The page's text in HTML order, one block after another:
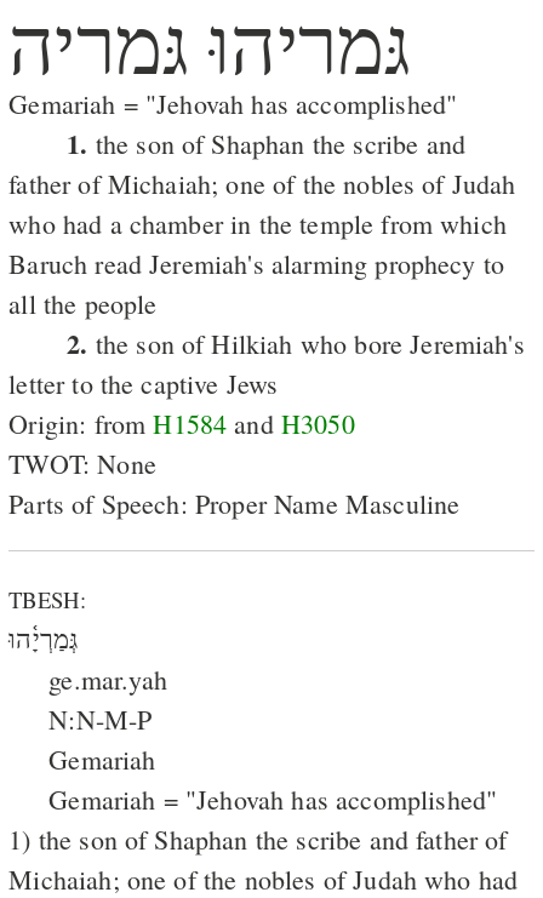
גּמריהוּ גּמריה
Gemariah = "Jehovah has accomplished"
1. the son of Shaphan the scribe and
father of Michaiah; one of the nobles of Judah
who had a chamber in the temple from which
Baruch read Jeremiah's alarming prophecy to
all the people
2. the son of Hilkiah who bore Jeremiah's
letter to the captive Jews
Origin: fromH1584 and H3050
TWOT: None
Parts of Speech: Proper Name Masculine
TBESH:
גְּמַרְיָ֫הוּ
ge.mar.yah
N:N-M-P
Gemariah
Gemariah = "Jehovah has accomplished"
1) the son of Shaphan the scribe and father of
Michaiah; one of the nobles of Judah who had